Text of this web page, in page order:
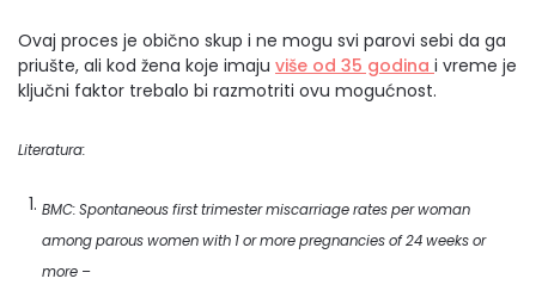
Ovaj proces je obično skup i ne mogu svi parovi sebi da ga
priušte, ali kod žena koje imaju više od 35 godina i vreme je
ključni faktor trebalo bi razmotriti ovu mogućnost.
Literatura:
BMC: Spontaneous first trimester miscarriage rates per woman
among parous women with 1 or more pregnancies of 24 weeks or
more –